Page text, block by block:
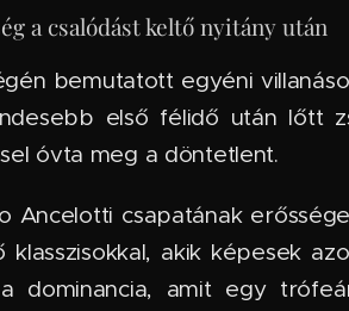
a csalódást keltő nyitány után
bemutatott egyéni
első félidő után lőtt
óvta meg a döntetlent.
Ancelotti csapatának
klasszisokkal, akik képesek
dominancia, amit egy